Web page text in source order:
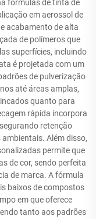
fórmulas de tinta de
em aerossol de
acabamento de alta
de polímeros que
superfícies, incluindo
é projetada com um
de pulverização
até áreas amplas,
quanto para
rápida incorpora
retenção
Além disso,
permite que
de cor, sendo perfeita
de marca. A fórmula
baixos de compostos
em que oferece
tanto aos padrões